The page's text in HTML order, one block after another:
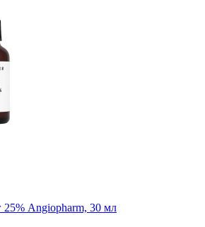
Angiopharm, 30 мл